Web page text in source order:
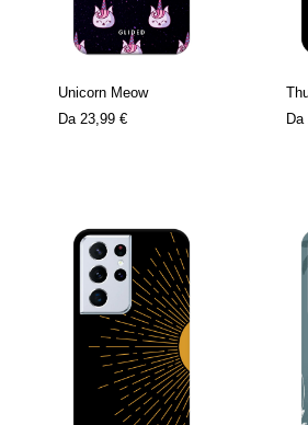
Unicorn Meow
Da 23,99 €
Da